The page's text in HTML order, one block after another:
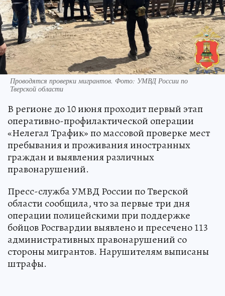
Проводятся проверки мигрантов. Фото: УМВД России по
Тверской области
В регионе до 10 июня проходит первый этап
оперативно-профилактической операции
«Нелегал Трафик» по массовой проверке мест
пребывания и проживания иностранных
граждан и выявления различных
правонарушений.
Пресс-служба УМВД России по Тверской
области сообщила, что за первые три дня
операции полицейскими при поддержке
бойцов Росгвардии выявлено и пресечено 113
административных правонарушений со
стороны мигрантов. Нарушителям выписаны
штрафы.